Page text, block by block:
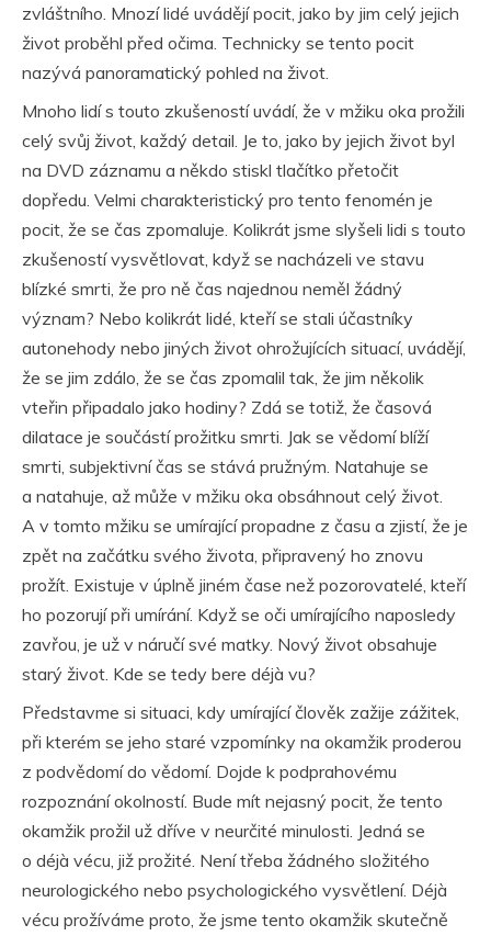
zvláštního. Mnozí lidé uvádějí pocit, jako by jim celý jejich
život proběhl před očima. Technicky se tento pocit
nazývá panoramatický pohled na život.
Mnoho lidí s touto zkušeností uvádí, že v mžiku oka prožili
celý svůj život, každý detail. Je to, jako by jejich život byl
na DVD záznamu a někdo stiskl tlačítko přetočit
dopředu. Velmi charakteristický pro tento fenomén je
pocit, že se čas zpomaluje. Kolikrát jsme slyšeli lidi s touto
zkušeností vysvětlovat, když se nacházeli ve stavu
blízké smrti, že pro ně čas najednou neměl žádný
význam? Nebo kolikrát lidé, kteří se stali účastníky
autonehody nebo jiných život ohrožujících situací, uvádějí,
že se jim zdálo, že se čas zpomalil tak, že jim několik
vteřin připadalo jako hodiny? Zdá se totiž, že časová
dilatace je součástí prožitku smrti. Jak se vědomí blíží
smrti, subjektivní čas se stává pružným. Natahuje se
a natahuje, až může v mžiku oka obsáhnout celý život.
A v tomto mžiku se umírající propadne z času a zjistí, že je
zpět na začátku svého života, připravený ho znovu
prožít. Existuje v úplně jiném čase než pozorovatelé, kteří
ho pozorují při umírání. Když se oči umírajícího naposledy
zavřou, je už v náručí své matky. Nový život obsahuje
starý život. Kde se tedy bere déjà vu?
Představme si situaci, kdy umírající člověk zažije zážitek,
při kterém se jeho staré vzpomínky na okamžik proderou
z podvědomí do vědomí. Dojde k podprahovému
rozpoznání okolností. Bude mít nejasný pocit, že tento
okamžik prožil už dříve v neurčité minulosti. Jedná se
o déjà vécu, již prožité. Není třeba žádného složitého
neurologického nebo psychologického vysvětlení. Déjà
vécu prožíváme proto, že jsme tento okamžik skutečně